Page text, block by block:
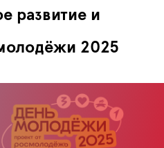
развитие и
2025